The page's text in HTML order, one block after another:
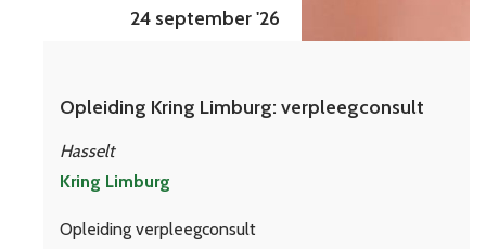
24 september '26
Opleiding Kring Limburg: verpleegconsult
Hasselt
Kring Limburg
Opleiding verpleegconsult